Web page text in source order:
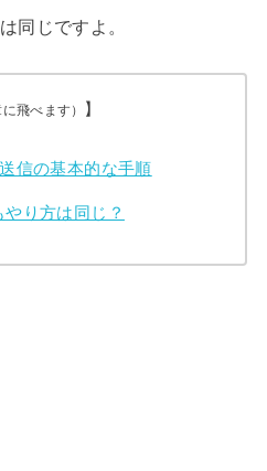
同じですよ。
飛べます） 】
信の基本的な手順
り方は同じ？